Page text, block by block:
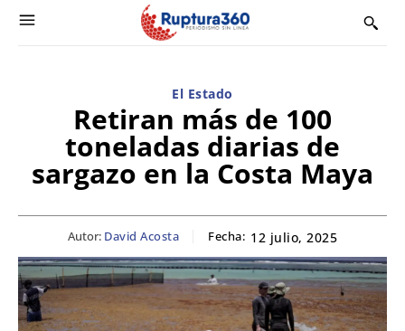
El Estado
Retiran más de 100
toneladas diarias de
sargazo en la Costa Maya
Autor: David Acosta Fecha: 12 julio, 2025